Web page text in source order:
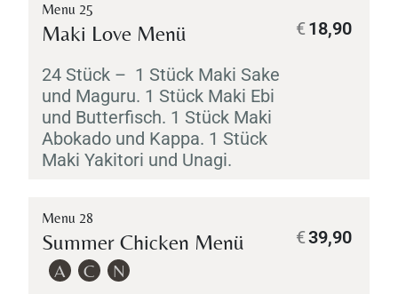
Menu 25
Maki Love Menü
24 Stück – 1 Stück Maki Sake
und Maguru. 1 Stück Maki Ebi
und Butterfisch. 1 Stück Maki
Abokado und Kappa. 1 Stück
Maki Yakitori und Unagi.
18,90
€
Menu 28
Summer Chicken Menü
A C N
39,90
€